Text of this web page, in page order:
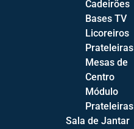
SOFÁS
Cadeirões
Bases TV
Licoreiros
Prateleiras
Mesas de
Centro
Módulo
Prateleiras
Sala de Jantar